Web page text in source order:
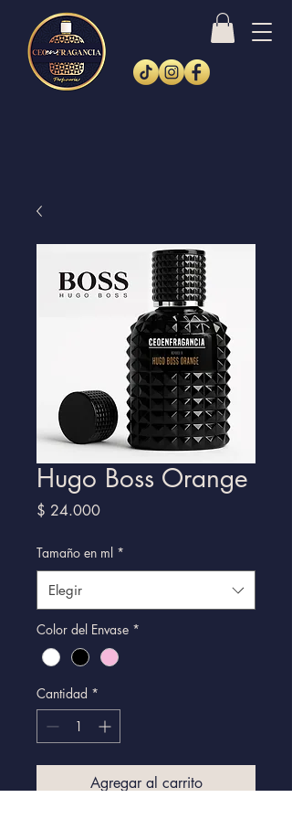
Hugo Boss Orange
$ 24.000Precio
Tamaño en ml *
Elegir
Color del Envase *
Cantidad *
Agregar al carrito